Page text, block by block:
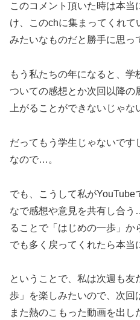
このコメント頂いた時は本
け、このchに集まってくれて
みたいなものだと勝手に思っ
もう私たちの年になると、
ついての感想とか次回以降の
上がることができないじゃな
だってもう学生じゃないです
なので…。
でも、こうして私が
なで感想や意見を共有し合
ることで「はじめの一歩」か
でも多く戻ってくれたら本当
ということで、私は次週も友
歩」を楽しみたいので、次回
また熱のこもった動画を出し